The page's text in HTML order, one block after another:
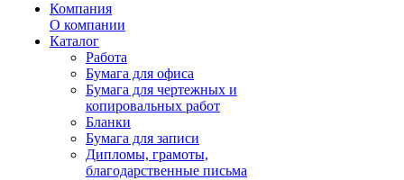
Компания
О компании
Каталог
Работа
Бумага для офиса
Бумага для чертежных и
копировальных работ
Бланки
Бумага для записи
Дипломы, грамоты,
благодарственные письма